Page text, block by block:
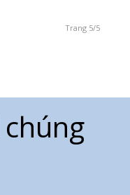
Trang 5/5